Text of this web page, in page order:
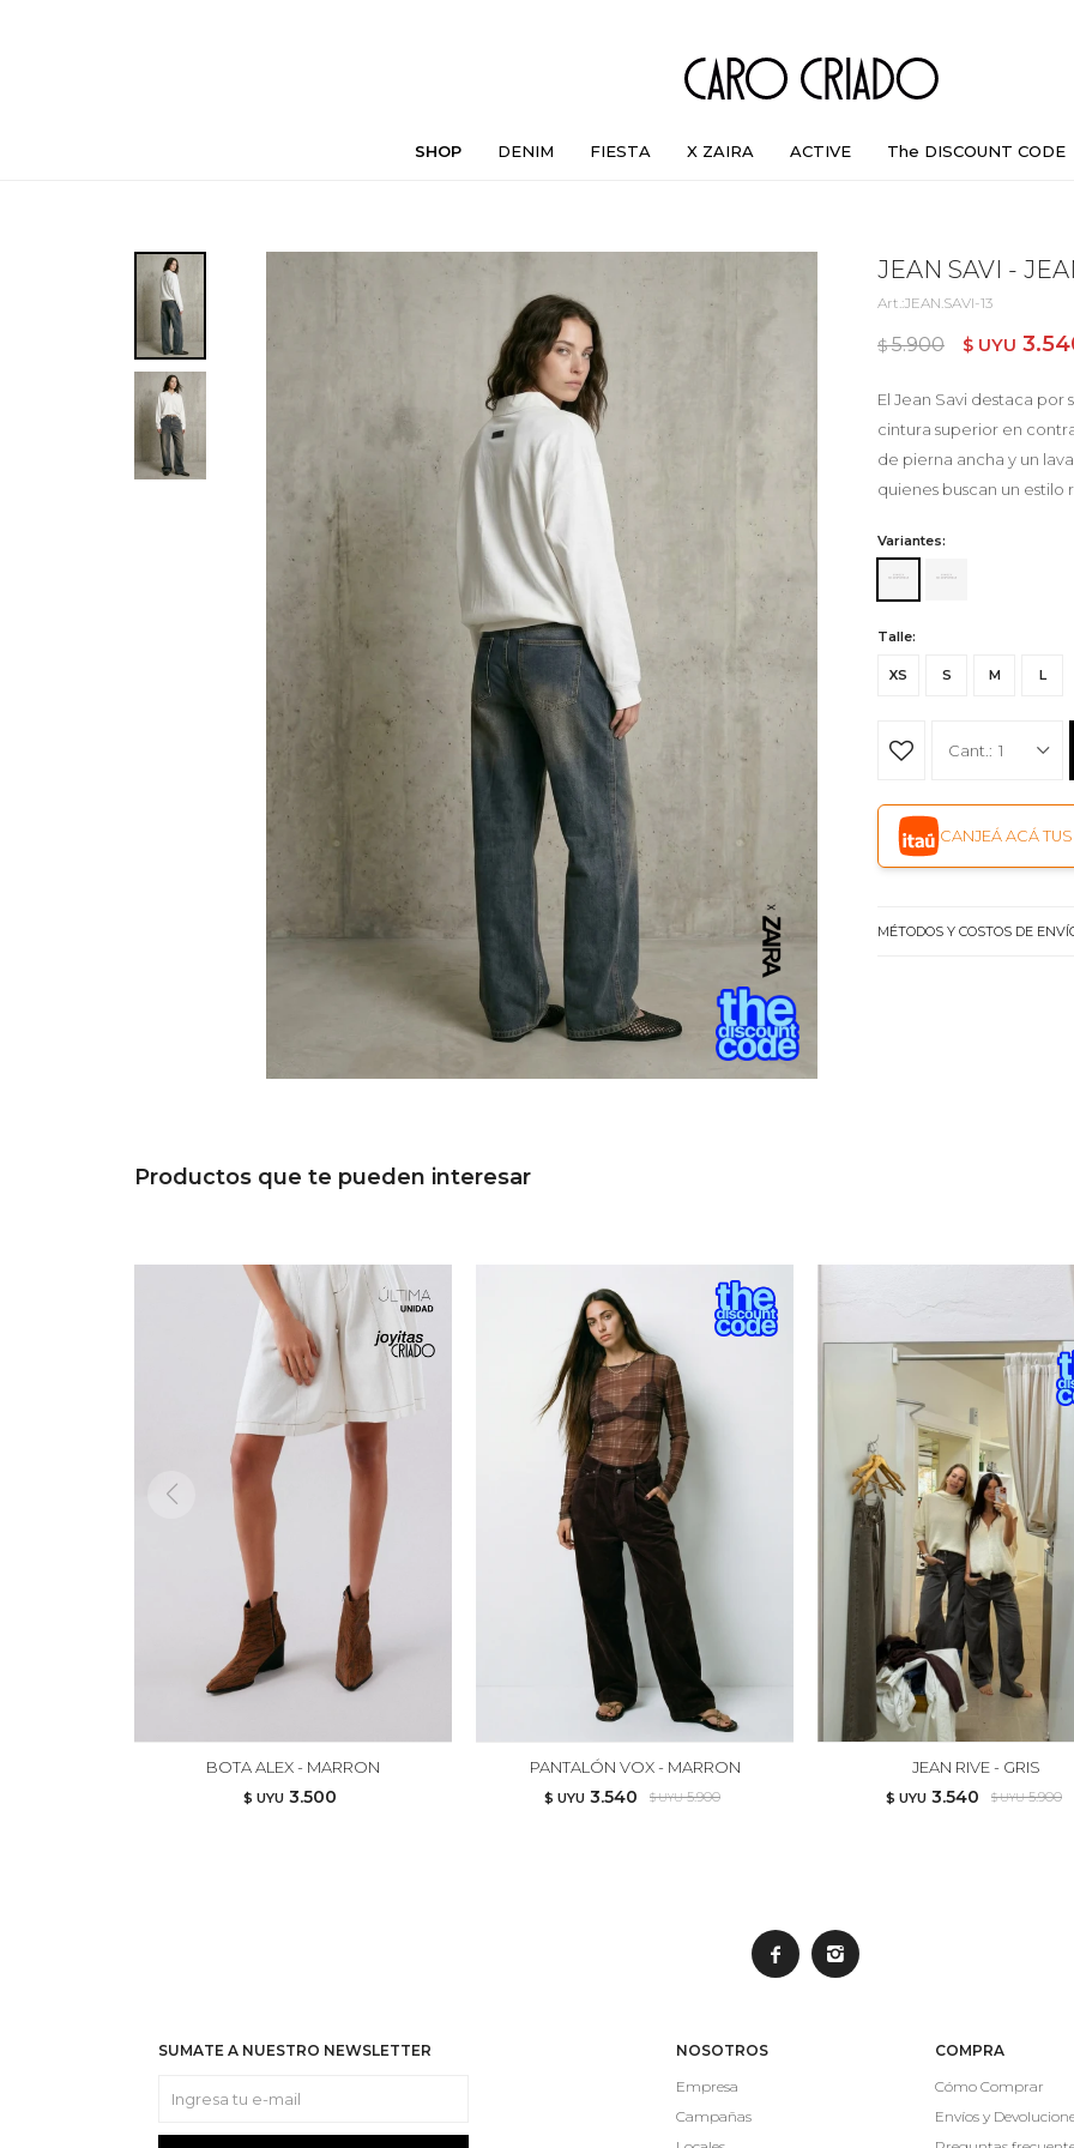
SHOP DENIM FIESTA X ZAIRA ACTIVE The DISCOUNT CODE
JEAN SAVI -
JEAN.SAVI-13
$ UYU
5.900 $ UYU
El Jean Savi destaca
cintura superior en
de pierna ancha y un
quienes buscan un
Variantes:
Talle:
XS S M L
1
CANJEÁ ACÁ
MÉTODOS Y COSTOS DE
Productos que te pueden interesar
BOTA ALEX - MARRON
$ UYU 3.500
PANTALÓN VOX - MARRON
$ UYU 3.540 $ UYU 5.900
JEAN RIVE - GRIS
$ UYU 3.540 $ UYU 5.900
 
NOSOTROS
Empresa
Campañas
COMPRA
Cómo Comprar
Envíos y
SUMATE A NUESTRO NEWSLETTER